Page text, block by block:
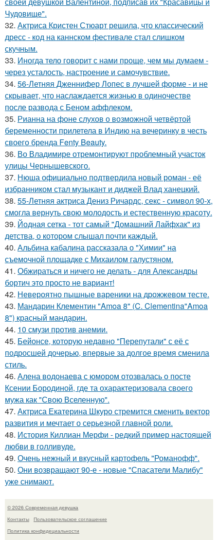
Чудовище".
32. Актриса Кристен Стюарт решила, что классический
дресс - код на каннском фестивале стал слишком
скучным.
33. Иногда тело говорит с нами проще, чем мы думаем -
через усталость, настроение и самочувствие.
34. 56-Летняя Дженнифер Лопес в лучшей форме - и не
скрывает, что наслаждается жизнью в одиночестве
после развода с Беном аффлеком.
35. Рианна на фоне слухов о возможной четвёртой
беременности прилетела в Индию на вечеринку в честь
своего бренда Fenty Beauty.
36. Во Владимире отремонтируют проблемный участок
улицы Чернышевского.
37. Нюша официально подтвердила новый роман - её
избранником стал музыкант и диджей Влад ханецкий.
38. 55-Летняя актриса Дениз Ричардс, секс - символ 90-х,
смогла вернуть свою молодость и естественную красоту.
39. Йодная сетка - тот самый "Домашний Лайфхак" из
детства, о котором слышал почти каждый.
40. Альбина кабалина рассказала о "Химии" на
съемочной площадке с Михаилом галустяном.
41. Обжираться и ничего не делать - для Александры
бортич это просто не вариант!
42. Невероятно пышные вареники на дрожжевом тесте.
43. Мандарин Клементин "Amoa 8" (C. Clementina"Amoa
8") красный мандарин.
44. 10 смузи против анемии.
45. Бейонсе, которую недавно "Перепутали" с её с
подросшей дочерью, впервые за долгое время сменила
стиль.
46. Алена водонаева с юмором отозвалась о посте
Ксении Бородиной, где та охарактеризовала своего
мужа как "Свою Вселенную".
47. Актриса Екатерина Шкуро стремится сменить вектор
развития и мечтает о серьезной главной роли.
48. История Киллиан Мерфи - редкий пример настоящей
любви в голливуде.
49. Очень нежный и вкусный картофель "Романофф".
50. Они возвращают 90-е - новые "Спасатели Малибу"
уже снимают.
© 2026 Современная девушка
Контакты
Пользовательское соглашение
Политика конфидециальности